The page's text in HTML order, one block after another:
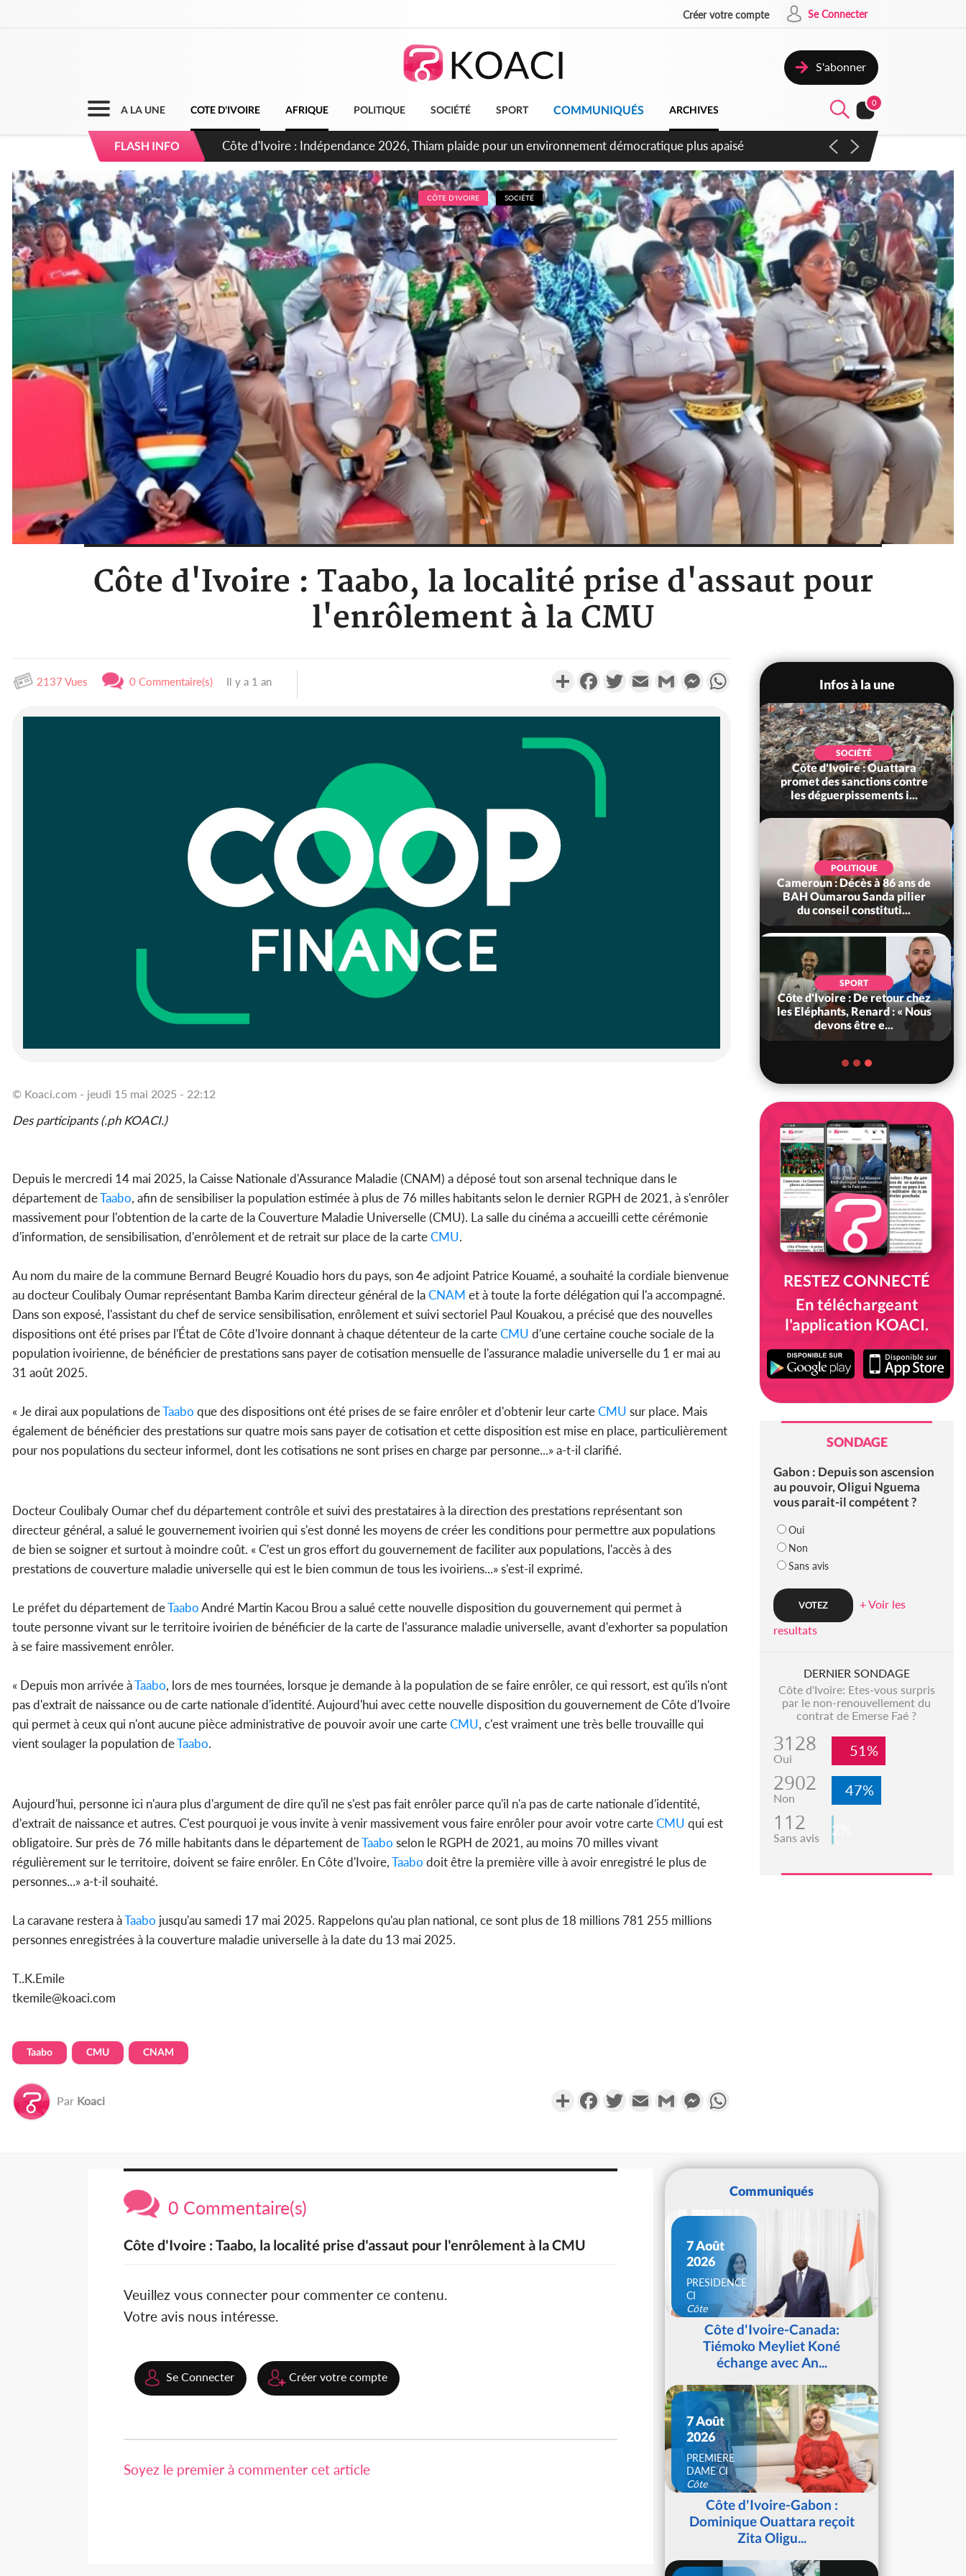
Créer votre compte Se Connecter
S'abonner
A LA UNE COTE D'IVOIRE AFRIQUE POLITIQUE SOCIÉTÉ SPORT COMMUNIQUÉS ARCHIVES
0
FLASH INFO Côte d'Ivoire : Indépendance 2026, Thiam plaide pour un environnement démocratique plus apaisé
CÔTE D'IVOIRE SOCIÉTÉ
Côte d'Ivoire : Taabo, la localité prise d'assaut pour
l'enrôlement à la CMU
2137 Vues 0 Commentaire(s) Il y a 1 an PartagerFacebookTwitterEmail Gmail MessengerWhatsApp
© Koaci.com - jeudi 15 mai 2025 - 22:12
Des participants (.ph KOACI.)
Depuis le mercredi 14 mai 2025, la Caisse Nationale d'Assurance Maladie (CNAM) a déposé tout son arsenal technique dans le
département deTaabo, afin de sensibiliser la population estimée à plus de 76 milles habitants selon le dernier RGPH de 2021, à s'enrôler
massivement pour l'obtention de la carte de la Couverture Maladie Universelle (CMU). La salle du cinéma a accueilli cette cérémonie
d'information, de sensibilisation, d'enrôlement et de retrait sur place de la carteCMU.
Au nom du maire de la commune Bernard Beugré Kouadio hors du pays, son 4e adjoint Patrice Kouamé, a souhaité la cordiale bienvenue
au docteur Coulibaly Oumar représentant Bamba Karim directeur général de laCNAM et à toute la forte délégation qui l'a accompagné.
Dans son exposé, l'assistant du chef de service sensibilisation, enrôlement et suivi sectoriel Paul Kouakou, a précisé que des nouvelles
dispositions ont été prises par l'État de Côte d'Ivoire donnant à chaque détenteur de la carteCMU d'une certaine couche sociale de la
population ivoirienne, de bénéficier de prestations sans payer de cotisation mensuelle de l'assurance maladie universelle du 1 er mai au
31 août 2025.
« Je dirai aux populations deTaabo que des dispositions ont été prises de se faire enrôler et d'obtenir leur carteCMU sur place. Mais
également de bénéficier des prestations sur quatre mois sans payer de cotisation et cette disposition est mise en place, particulièrement
pour nos populations du secteur informel, dont les cotisations ne sont prises en charge par personne...» a-t-il clarifié.
Docteur Coulibaly Oumar chef du département contrôle et suivi des prestataires à la direction des prestations représentant son
directeur général, a salué le gouvernement ivoirien qui s'est donné les moyens de créer les conditions pour permettre aux populations
de bien se soigner et surtout à moindre coût. « C'est un gros effort du gouvernement de faciliter aux populations, l'accès à des
prestations de couverture maladie universelle qui est le bien commun de tous les ivoiriens...» s'est-il exprimé.
Le préfet du département deTaaboAndré Martin Kacou Brou a salué cette nouvelle disposition du gouvernement qui permet à
toute personne vivant sur le territoire ivoirien de bénéficier de la carte de l'assurance maladie universelle, avant d'exhorter sa population
à se faire massivement enrôler.
« Depuis mon arrivée àTaabo, lors de mes tournées, lorsque je demande à la population de se faire enrôler, ce qui ressort, est qu'ils n'ont
pas d'extrait de naissance ou de carte nationale d'identité. Aujourd'hui avec cette nouvelle disposition du gouvernement de Côte d'Ivoire
qui permet à ceux qui n'ont aucune pièce administrative de pouvoir avoir une carteCMU, c'est vraiment une très belle trouvaille qui
vient soulager la population deTaabo.
Aujourd'hui, personne ici n'aura plus d'argument de dire qu'il ne s'est pas fait enrôler parce qu'il n'a pas de carte nationale d'identité,
d'extrait de naissance et autres. C'est pourquoi je vous invite à venir massivement vous faire enrôler pour avoir votre carteCMU qui est
obligatoire. Sur près de 76 mille habitants dans le département deTaabo selon le RGPH de 2021, au moins 70 milles vivant
régulièrement sur le territoire, doivent se faire enrôler. En Côte d'Ivoire,Taabo doit être la première ville à avoir enregistré le plus de
personnes...» a-t-il souhaité.
La caravane restera àTaabo jusqu'au samedi 17 mai 2025. Rappelons qu'au plan national, ce sont plus de 18 millions 781 255 millions
personnes enregistrées à la couverture maladie universelle à la date du 13 mai 2025.
T..K.Emile
tkemile@koaci.com
Taabo CMU CNAM
Par Koaci PartagerFacebookTwitterEmail Gmail Messenger
Infos à la une
Côte d'Ivoire : Après le pari
réussi du 66e anniversaire,
Adama Bictogo : «...
POLITIQUE
Côte d'Ivoire : 66e
anniversaire de
l'Indépendance, les Forces de
Défense e...
Côte d'Ivoire : Ouattara
promet des sanctions contre
SOCIÉTÉ
Côte d'Ivoire : Rentrée
Scolaire 2026-2027,
l'inscription sans frais au
Pré...
SOCIÉTÉ
Côte d'Ivoire : Indépendance
à Grand-Béréby, le Sous-
Préfet exhorte les pop...
POLITIQUE
Bénin : L'ancien président
Patrice Talon élu à la tête du
Sénat
RESTEZ CONNECTÉ
En téléchargeant
l'application KOACI.
SONDAGE
Gabon : Depuis son ascension
au pouvoir, Oligui Nguema
vous parait-il compétent ?
Oui
Non
Sans avis
+ Voir les
resultats
DERNIER SONDAGE
Côte d'Ivoire: Etes-vous surpris
par le non-renouvellement du
contrat de Emerse Faé ?
3128
Oui 51%
2902
Non 47%
112
Sans avis 2%
0 Commentaire(s)
Côte d'Ivoire : Taabo, la localité prise d'assaut pour l'enrôlement à la CMU
Veuillez vous connecter pour commenter ce contenu.
Votre avis nous intéresse.
Se Connecter Créer votre compte
Soyez le premier à commenter cet article
Communiqués
7 Août
2026
PRESIDENCE
CI
Côte
d'IvoireCôte d'Ivoire-Canada:
Tiémoko Meyliet Koné
échange avec An...
7 Août
2026
PREMIERE
DAME CI
Côte
d'IvoireCôte d'Ivoire-Gabon :
Dominique Ouattara reçoit
Zita Oligu...